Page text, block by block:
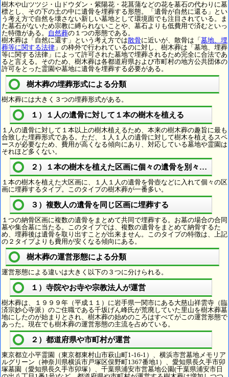
樹木や山ツツジ・山ドウダン・紫陽花・花菖蒲などの花を墓石の代わりに墓
標とし、その下の土の中に遺骨を埋葬する形態。「遺骨が自然に還る」とい
う考え方で自然を壊さない新しい墓地として環境面でも注目されている。ま
た墓石がないため宗教に縛られないことや、墓石よりも低費用で済むといっ
た特徴がある。 自然葬の１つの形態である。
樹木葬は「自然に還す」という考え方では散骨に近いが、散骨は「 墓地、埋
葬等に関する法律 」の枠外で行われているのに対し、樹木葬は「墓地、埋葬
等に関する法律」によって許可された墓地で埋葬されるため完全に合法であ
ると言える。そのため、樹木葬は各都道府県および市町村の地方公共団体の
許可をとった霊園や墓地に遺骨を埋葬する必要がある。
樹木葬の埋葬形式による分類
樹木葬には大きく３つの埋葬形式がある。
１）１人の遺骨に対して１本の樹木を植える
１人の遺骨に対して１本以上の樹木植えるため、本来の樹木葬の趣旨に最も
合致した埋葬形式である。ただ、１人１人の遺骨に対して樹木を植えるスペ
ースが必要なため、費用が高くなる傾向にあり、対応している墓地や霊園は
それほど多くない。
２）１本の樹木を植えた区画に個々の遺骨を別々に埋葬
１本の樹木を植えた大区画に、１人１人の遺骨を骨壺などに入れて個々の区
画に埋葬するタイプ。このタイプの樹木葬が一番多い。
３）複数人の遺骨を同じ区画に埋葬する
１つの納骨区画に複数の遺骨をまとめて共同で埋葬する。お墓の場合の合同
墓や集合墓に当たる。このタイプでは、複数の遺骨をまとめて納骨するた
め、埋葬後は遺骨を取り出すことが出来ません。このタイプの特徴は、上記
の２タイプよりも費用が安くなる傾向にある。
樹木葬の運営形態による分類
運営形態による違いは大きく以下の３つに分けられる。
１）寺院やお寺や宗教法人が運営
樹木葬は、１９９９年（平成１１）に岩手県一関市にある大慈山祥雲寺（臨
済宗妙心寺派）のご住職である千坂げん峰氏が荒廃していた里山を樹木葬墓
地にしたのが始まりとされ、樹木葬の始めのころはすべてがこの運営形態で
あった。現在でも樹木葬の運営形態の主流を占めている。
２）都道府県や市町村が運営
東京都立小平霊園（東京都東村山市萩山町1-16-1）、横浜市営墓地メモリア
ルグリーン（神奈川県横浜市戸塚区俣野町1367番地1）、愛知県長久手市卯
塚墓園（愛知県長久手市卯塚）、千葉県浦安市営墓地公園(千葉県浦安市日